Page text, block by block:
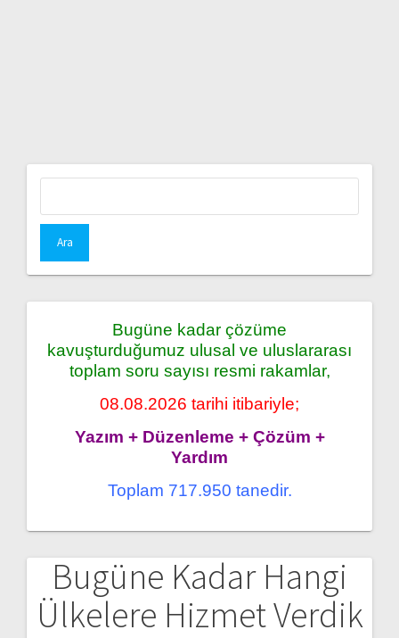
Bugüne kadar çözüme
kavuşturduğumuz ulusal ve uluslararası
toplam soru sayısı resmi rakamlar,
08.08.2026 tarihi itibariyle;
Yazım + Düzenleme + Çözüm +
Yardım
Toplam 717.950 tanedir.
Bugüne Kadar Hangi
Ülkelere Hizmet Verdik